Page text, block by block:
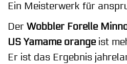
Ein Meisterwerk für
Der Wobbler Forelle
US Yamame orangeist
Er ist das Ergebnis